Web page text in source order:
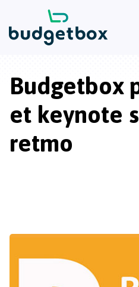
Budgetbox
et keynote
retmo